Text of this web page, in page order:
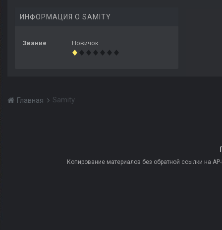
ИНФОРМАЦИЯ О SAMITY
Звание Новичок
Главная Samity
Копирование материалов без обратной ссылки на